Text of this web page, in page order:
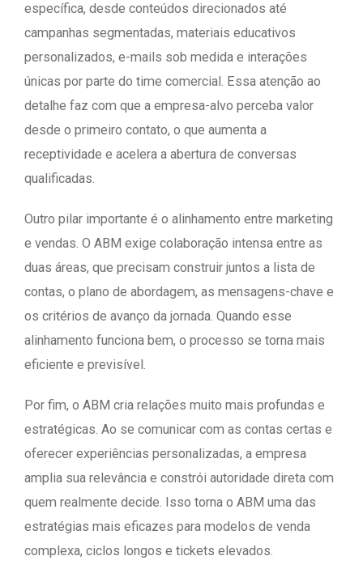
específica, desde conteúdos direcionados até
campanhas segmentadas, materiais educativos
personalizados, e-mails sob medida e interações
únicas por parte do time comercial. Essa atenção ao
detalhe faz com que a empresa-alvo perceba valor
desde o primeiro contato, o que aumenta a
receptividade e acelera a abertura de conversas
qualificadas.
Outro pilar importante é o alinhamento entre marketing
e vendas. O ABM exige colaboração intensa entre as
duas áreas, que precisam construir juntos a lista de
contas, o plano de abordagem, as mensagens-chave e
os critérios de avanço da jornada. Quando esse
alinhamento funciona bem, o processo se torna mais
eficiente e previsível.
Por fim, o ABM cria relações muito mais profundas e
estratégicas. Ao se comunicar com as contas certas e
oferecer experiências personalizadas, a empresa
amplia sua relevância e constrói autoridade direta com
quem realmente decide. Isso torna o ABM uma das
estratégias mais eficazes para modelos de venda
complexa, ciclos longos e tickets elevados.